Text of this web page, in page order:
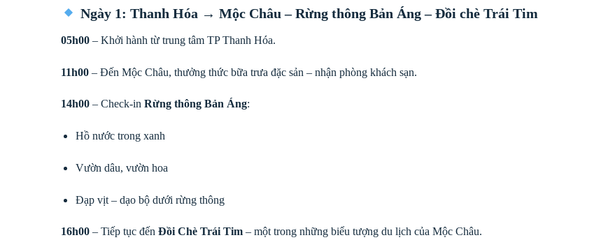
Ngày 1: Thanh Hóa → Mộc Châu – Rừng thông Bản Áng – Đồi chè Trái Tim
05h00 – Khởi hành từ trung tâm TP Thanh Hóa.
11h00 – Đến Mộc Châu, thưởng thức bữa trưa đặc sản – nhận phòng khách sạn.
14h00 – Check-in Rừng thông Bản Áng:
Hồ nước trong xanh
Vườn dâu, vườn hoa
Đạp vịt – dạo bộ dưới rừng thông
16h00 – Tiếp tục đến Đồi Chè Trái Tim – một trong những biểu tượng du lịch của Mộc Châu.